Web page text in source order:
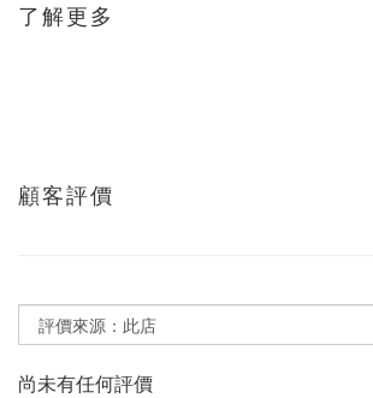
了解更多
顧客評價
尚未有任何評價